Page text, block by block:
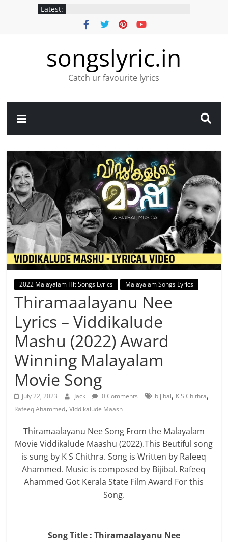
Latest:
songslyric.in
Catch ur favourite lyrics
2022 Malayalam Hit Songs Lyrics Malayalam Songs Lyrics
Thiramaalayanu Nee
Lyrics – Viddikalude
Mashu (2022) Award
Winning Malayalam
Movie Song
July 22, 2023 Jack 0 Comments bijibal, K S Chithra,
Rafeeq Ahammed,Viddikalude Maash
Thiramaalayanu Nee Song From the Malayalam
Movie Viddikalude Maashu (2022).This Beutiful song
is sung by K S Chithra. Song is Written by Rafeeq
Ahammed. Music is composed by Bijibal. Rafeeq
Ahammed Got Kerala State Film Award For this
Song.
Song Title : Thiramaalayanu Nee